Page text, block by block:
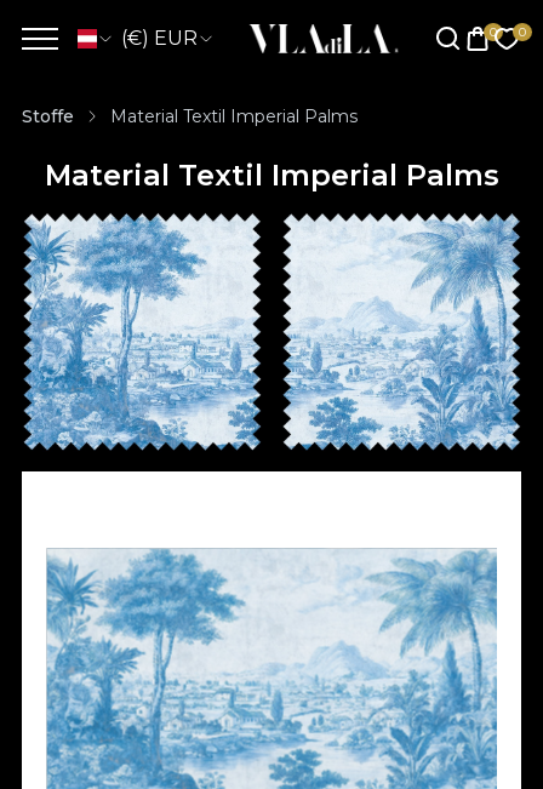
(€) EUR
Stoffe Material Textil Imperial Palms
Material Textil Imperial Palms